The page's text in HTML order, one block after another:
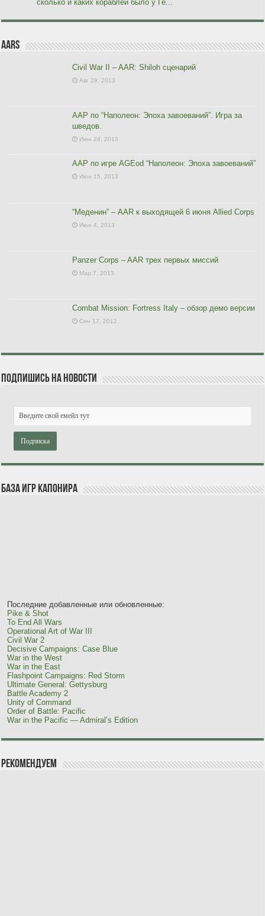
сколько и каких кораблей было у Ге...
AARs
Civil War II – AAR: Shiloh сценарий
Авг 29, 2013
ААР по “Наполеон: Эпоха завоеваний”. Игра за
шведов.
Июн 24, 2013
ААР по игре AGEod “Наполеон: Эпоха завоеваний”
Июн 15, 2013
“Меденин” – AAR к выходящей 6 июня Allied Corps
Июн 4, 2013
Panzer Corps – AAR трех первых миссий
Мар 7, 2013
Combat Mission: Fortress Italy – обзор демо версии
Сен 17, 2012
Подпишись на новости
База игр Капонира
Последние добавленные или обновленные:
Pike & Shot
To End All Wars
Operational Art of War III
Civil War 2
Decisive Campaigns: Case Blue
War in the West
War in the East
Flashpoint Campaigns: Red Storm
Ultimate General: Gettysburg
Battle Academy 2
Unity of Command
Order of Battle: Pacific
War in the Pacific — Admiral’s Edition
Рекомендуем